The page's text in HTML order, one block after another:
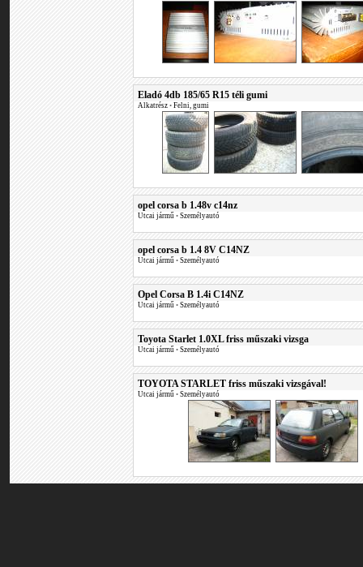
Eladó 4db 185/65 R15 téli gumi
Alkatrész • Felni, gumi
opel corsa b 1.48v c14nz
Utcai jármű • Személyautó
opel corsa b 1.4 8V C14NZ
Utcai jármű • Személyautó
Opel Corsa B 1.4i C14NZ
Utcai jármű • Személyautó
Toyota Starlet 1.0XL friss műszaki vizsga
Utcai jármű • Személyautó
TOYOTA STARLET friss műszaki vizsgával!
Utcai jármű • Személyautó